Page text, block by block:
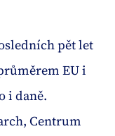
pět let
EU i
i daně.
Centrum